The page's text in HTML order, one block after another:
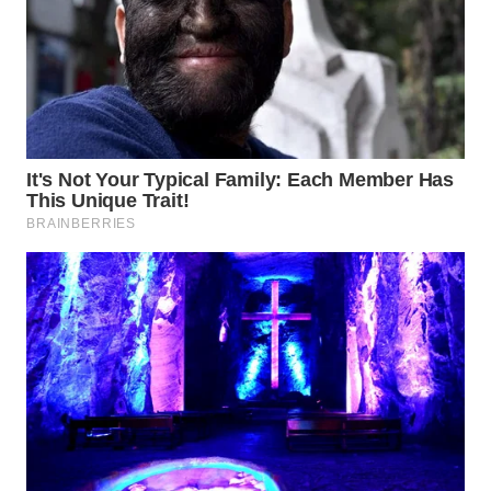
MADURA
WN
SURABAYA
NATUNA
WN
BINTAN
WN
MANDALIKA
WN
LIKUPANG
WN